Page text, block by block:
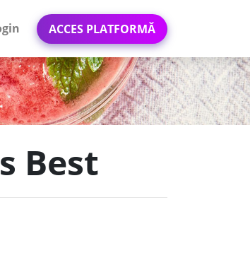
ACCES PLATFORMĂ
Best